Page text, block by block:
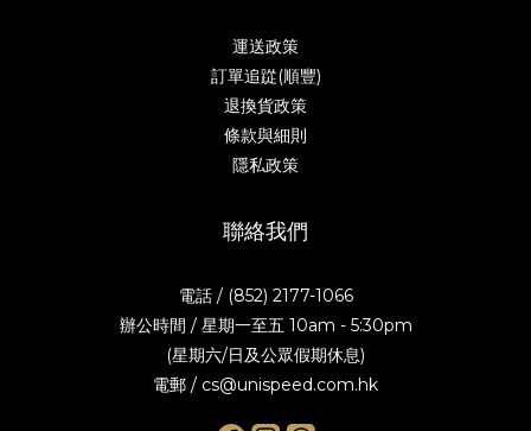
運送政策
訂單追踨(順豐)
退換貨政策
條款與細則
隱私政策
聯絡我們
電話 / (852) 2177-1066
辦公時間 / 星期一至五 10am - 5:30pm
(星期六/日及公眾假期休息)
電郵 / cs@unispeed.com.hk